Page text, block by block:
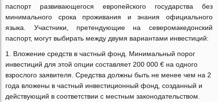
паспорт развивающегося европейского государства без
минимального срока проживания и знания официального
языка. Участники, претендующие на северомакедонский
паспорт, могут выбирать между двумя вариантами инвестиций:
Вложение средств в частный фонд. Минимальный порог
инвестиций для этой опции составляет 200 000 € на одного
взрослого заявителя. Средства должны быть не менее чем на 2
года вложены в частный инвестиционный фонд, созданный и
действующий в соответствии с местным законодательством.